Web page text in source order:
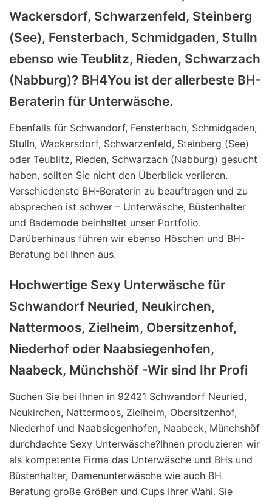
Wackersdorf, Schwarzenfeld, Steinberg
(See), Fensterbach, Schmidgaden, Stulln
ebenso wie Teublitz, Rieden, Schwarzach
(Nabburg)? BH4You ist der allerbeste BH-
Beraterin für Unterwäsche.
Ebenfalls für Schwandorf, Fensterbach, Schmidgaden,
Stulln, Wackersdorf, Schwarzenfeld, Steinberg (See)
oder Teublitz, Rieden, Schwarzach (Nabburg) gesucht
haben, sollten Sie nicht den Überblick verlieren.
Verschiedenste BH-Beraterin zu beauftragen und zu
absprechen ist schwer – Unterwäsche, Büstenhalter
und Bademode beinhaltet unser Portfolio.
Darüberhinaus führen wir ebenso Höschen und BH-
Beratung bei Ihnen aus.
Hochwertige Sexy Unterwäsche für
Schwandorf Neuried, Neukirchen,
Nattermoos, Zielheim, Obersitzenhof,
Niederhof oder Naabsiegenhofen,
Naabeck, Münchshöf -Wir sind Ihr Profi
Suchen Sie bei Ihnen in 92421 Schwandorf Neuried,
Neukirchen, Nattermoos, Zielheim, Obersitzenhof,
Niederhof und Naabsiegenhofen, Naabeck, Münchshöf
durchdachte Sexy Unterwäsche?Ihnen produzieren wir
als kompetente Firma das Unterwäsche und BHs und
Büstenhalter, Damenunterwäsche wie auch BH
Beratung große Größen und Cups Ihrer Wahl. Sie